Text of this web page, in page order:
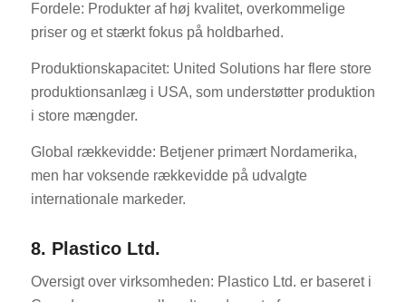
Fordele: Produkter af høj kvalitet, overkommelige
priser og et stærkt fokus på holdbarhed.
Produktionskapacitet: United Solutions har flere store
produktionsanlæg i USA, som understøtter produktion
i store mængder.
Global rækkevidde: Betjener primært Nordamerika,
men har voksende rækkevidde på udvalgte
internationale markeder.
8. Plastico Ltd.
Oversigt over virksomheden: Plastico Ltd. er baseret i